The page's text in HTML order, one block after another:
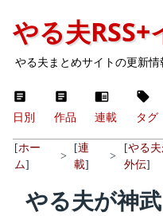
やる夫
やる夫まとめサイトの更新
日別 作品 連載 タグ
[ホー
ム]
>
[連
載]
>
[やる
外伝]
やる夫が神